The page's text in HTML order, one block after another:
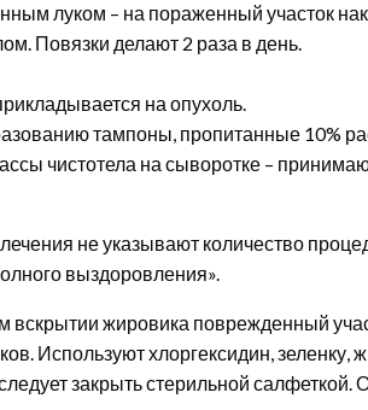
луком – на пораженный участок
Повязки делают 2 раза в день.
на опухоль.
тампоны, пропитанные 10%
чистотела на сыворотке –
не указывают количество
выздоровления».
вскрытии жировика поврежденный
Используют хлоргексидин, зеленку,
закрыть стерильной